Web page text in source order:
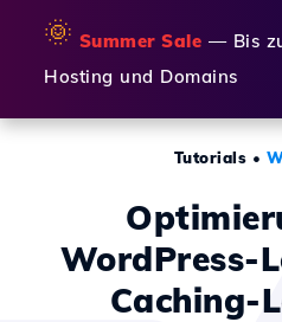
🌞 Summer Sale — Bis
Hosting und Domains
Tutorials •
WordPress-
Caching-